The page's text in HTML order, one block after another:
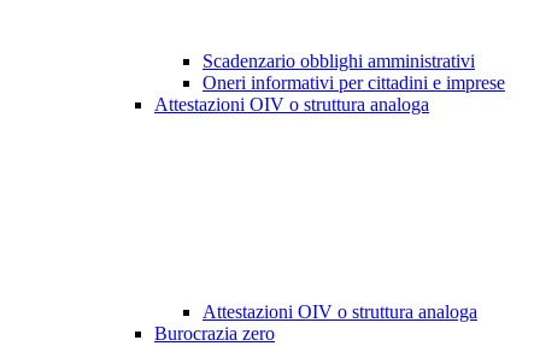
Scadenzario obblighi amministrativi
Oneri informativi per cittadini e imprese
Attestazioni OIV o struttura analoga
Attestazioni OIV o struttura analoga
Burocrazia zero